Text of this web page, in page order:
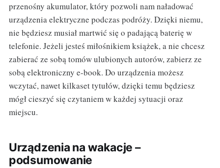
przenośny akumulator, który pozwoli nam naładować
urządzenia elektryczne podczas podróży. Dzięki niemu,
nie będziesz musiał martwić się o padającą baterię w
telefonie. Jeżeli jesteś miłośnikiem książek, a nie chcesz
zabierać ze sobą tomów ulubionych autorów, zabierz ze
sobą elektroniczny e-book. Do urządzenia możesz
wczytać, nawet kilkaset tytułów, dzięki temu będziesz
mógł cieszyć się czytaniem w każdej sytuacji oraz
miejscu.
Urządzenia na wakacje –
podsumowanie